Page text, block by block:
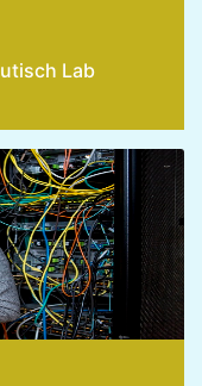
Lab